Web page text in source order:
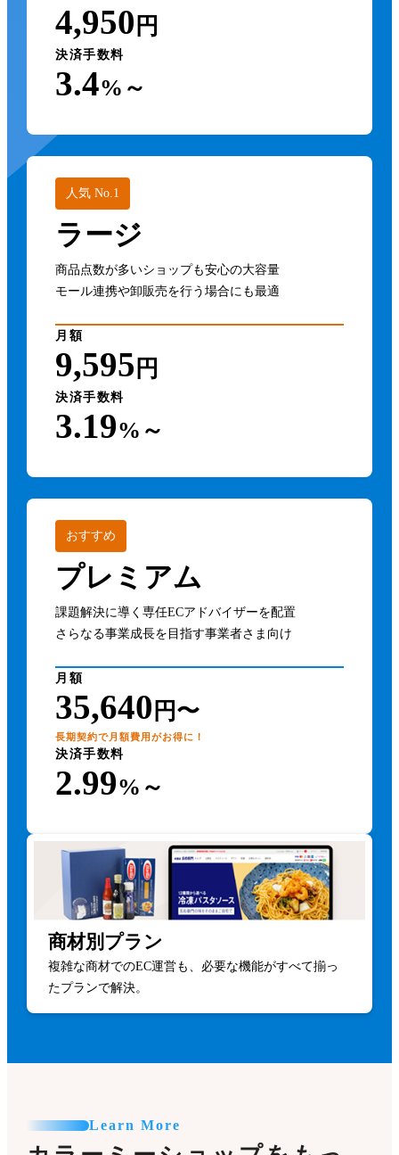
4,950 円
決済手数料
3.4%～
人気 No.1
ラージ
商品点数が多いショップも安心の大容量
モール連携や卸販売を行う場合にも最適
月額
9,595 円
決済手数料
3.19%～
おすすめ
プレミアム
課題解決に導く専任ECアドバイザーを配置
さらなる事業成長を目指す事業者さま向け
月額
35,640 円〜
長期契約で月額費用がお得に！
決済手数料
2.99%～
商材別プラン
複雑な商材でのEC運営も、必要な機能がすべて揃っ
たプランで解決。
Learn More